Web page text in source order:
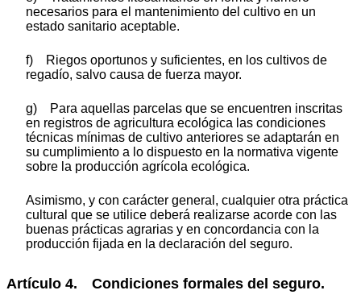
necesarios para el mantenimiento del cultivo en un
estado sanitario aceptable.
f) Riegos oportunos y suficientes, en los cultivos de
regadío, salvo causa de fuerza mayor.
g) Para aquellas parcelas que se encuentren inscritas
en registros de agricultura ecológica las condiciones
técnicas mínimas de cultivo anteriores se adaptarán en
su cumplimiento a lo dispuesto en la normativa vigente
sobre la producción agrícola ecológica.
Asimismo, y con carácter general, cualquier otra práctica
cultural que se utilice deberá realizarse acorde con las
buenas prácticas agrarias y en concordancia con la
producción fijada en la declaración del seguro.
Artículo 4. Condiciones formales del seguro.